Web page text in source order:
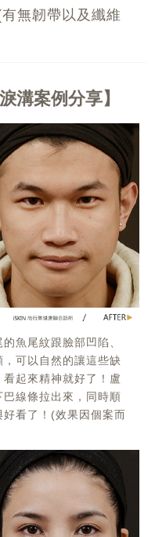
無韌帶以及纖維
溝案例分享
魚尾紋跟臉部凹陷、
可以自然的讓這些缺
起來精神就好了！盧
線條拉出來，同時順
看了！(效果因個案而